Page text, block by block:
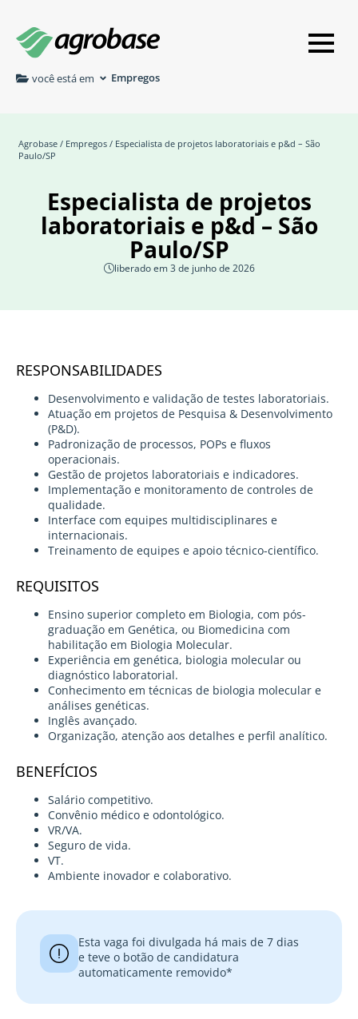
você está em Empregos
Agrobase / Empregos / Especialista de projetos laboratoriais e p&d – São
Paulo/SP
Especialista de projetos
laboratoriais e p&d – São
Paulo/SP
liberado em 3 de junho de 2026
RESPONSABILIDADES
Desenvolvimento e validação de testes laboratoriais.
Atuação em projetos de Pesquisa & Desenvolvimento
(P&D).
Padronização de processos, POPs e fluxos
operacionais.
Gestão de projetos laboratoriais e indicadores.
Implementação e monitoramento de controles de
qualidade.
Interface com equipes multidisciplinares e
internacionais.
Treinamento de equipes e apoio técnico-científico.
REQUISITOS
Ensino superior completo em Biologia, com pós-
graduação em Genética, ou Biomedicina com
habilitação em Biologia Molecular.
Experiência em genética, biologia molecular ou
diagnóstico laboratorial.
Conhecimento em técnicas de biologia molecular e
análises genéticas.
Inglês avançado.
Organização, atenção aos detalhes e perfil analítico.
BENEFÍCIOS
Salário competitivo.
Convênio médico e odontológico.
VR/VA.
Seguro de vida.
VT.
Ambiente inovador e colaborativo.
Esta vaga foi divulgada há mais de 7 dias
e teve o botão de candidatura
automaticamente removido*